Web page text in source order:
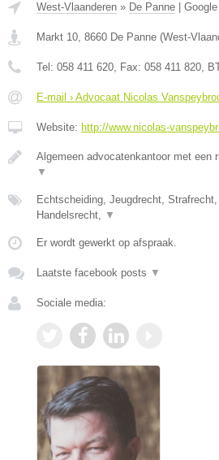
West-Vlaanderen » De Panne
Markt 10, 8660 De Panne (West-
Tel: 058 411 620, Fax: 058 411 820,
E-mail › Advocaat Nicolas
Website: http://www.nicolas-
Algemeen advocatenkantoor met een
▼
Echtscheiding, Jeugdrecht,
Handelsrecht, ▼
Er wordt gewerkt op afspraak.
Laatste facebook posts ▼
Sociale media: